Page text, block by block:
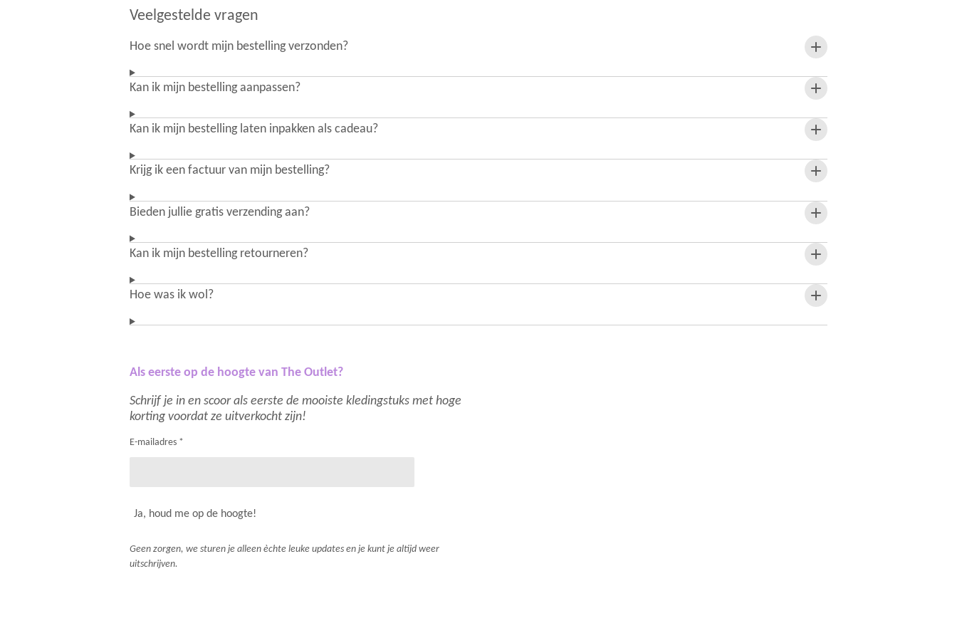
Veelgestelde vragen
Hoe snel wordt mijn bestelling verzonden?
Kan ik mijn bestelling aanpassen?
Kan ik mijn bestelling laten inpakken als cadeau?
Krijg ik een factuur van mijn bestelling?
Bieden jullie gratis verzending aan?
Kan ik mijn bestelling retourneren?
Hoe was ik wol?
Als eerste op de hoogte van The Outlet?
Schrijf je in en scoor als eerste de mooiste kledingstuks met hoge
korting voordat ze uitverkocht zijn!
E-mailadres *
Ja, houd me op de hoogte!
Geen zorgen, we sturen je alleen èchte leuke updates en je kunt je altijd weer
uitschrijven.